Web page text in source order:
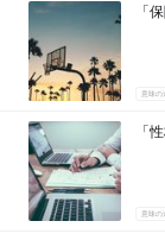
「
意味の
「
意味の